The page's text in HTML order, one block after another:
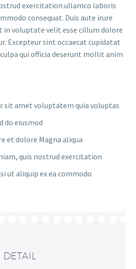
exercitation ullamco laboris
consequat. Duis aute irure
in voluptate velit esse cillum dolore
Excepteur sint occaecat cupidatat
qui officia deserunt mollit anim
sit amet voluptatem quia voluptas
do eiusmod
et dolore Magna aliqua
quis nostrud exercitation
ut aliquip ex ea commodo